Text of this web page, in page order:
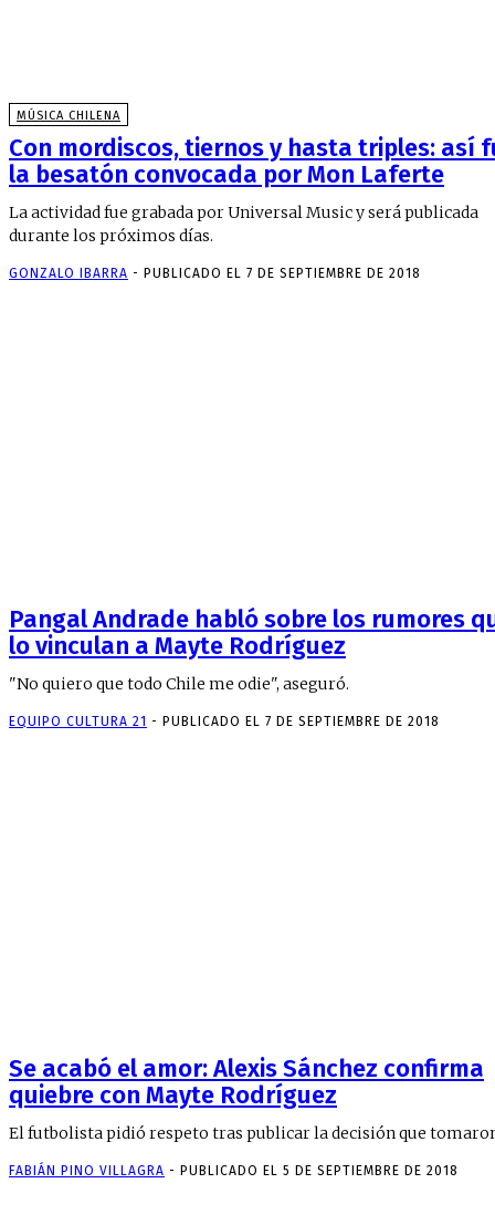
MÚSICA CHILENA
Con mordiscos, tiernos y hasta triples: así
la besatón convocada por Mon Laferte
La actividad fue grabada por Universal Music y será publicada
durante los próximos días.
GONZALO IBARRA - PUBLICADO EL 7 DE SEPTIEMBRE DE 2018
Pangal Andrade habló sobre los rumores
lo vinculan a Mayte Rodríguez
"No quiero que todo Chile me odie", aseguró.
EQUIPO CULTURA 21 - PUBLICADO EL 7 DE SEPTIEMBRE DE 2018
Se acabó el amor: Alexis Sánchez confirma
quiebre con Mayte Rodríguez
El futbolista pidió respeto tras publicar la decisión que
FABIÁN PINO VILLAGRA - PUBLICADO EL 5 DE SEPTIEMBRE DE 2018